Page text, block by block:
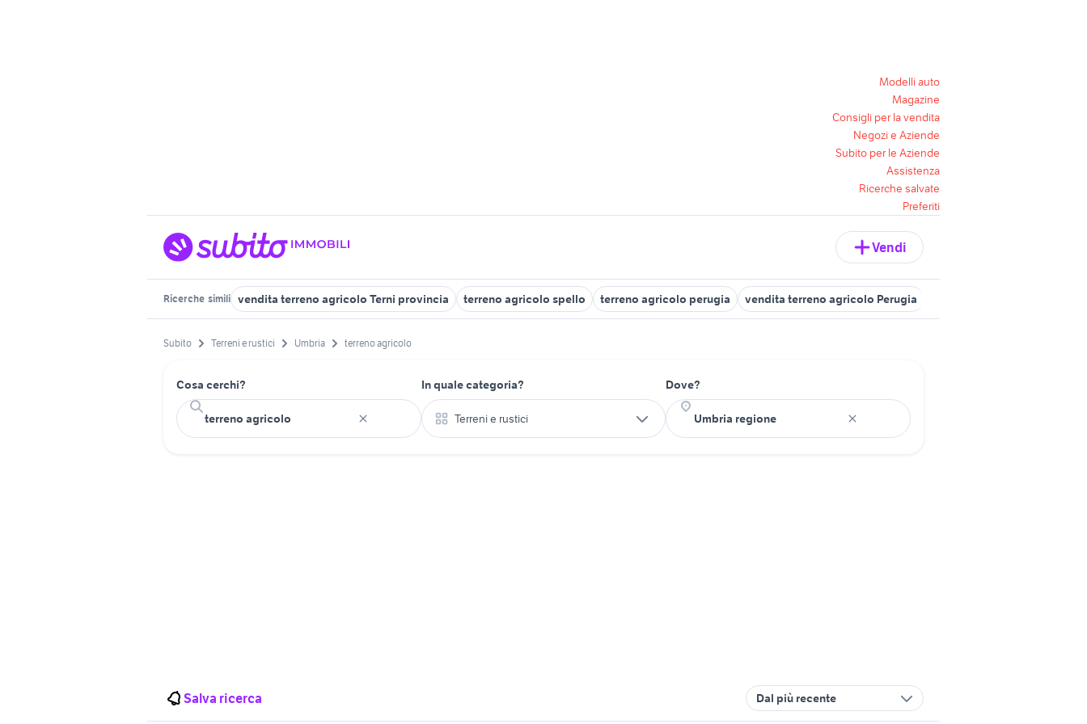
Modelli auto
Magazine
Consigli per la vendita
Negozi e Aziende
Subito per le Aziende
Assistenza
Ricerche salvate
Preferiti
Vendi
Ricerche simili vendita terreno agricolo Terni provincia terreno agricolo spello terreno agricolo perugia vendita terreno agricolo Perugia
Subito Terreni e rustici Umbria terreno agricolo
Cosa cerchi? In quale categoria?
Terreni e rustici
Dove?
Salva ricerca Dal più recente